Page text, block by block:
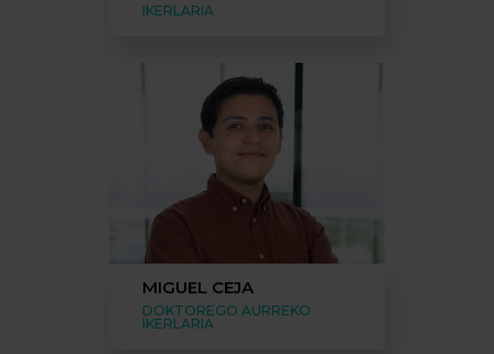
IKERLARIA
MIGUEL CEJA
DOKTOREGO AURREKO
IKERLARIA